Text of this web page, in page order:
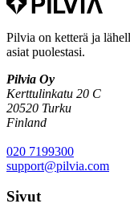
Pilvia on ketterä ja
asiat puolestasi.
Pilvia Oy
Kerttulinkatu 20 C
20520 Turku
Finland
020 7199300
support@pilvia.com
Sivut